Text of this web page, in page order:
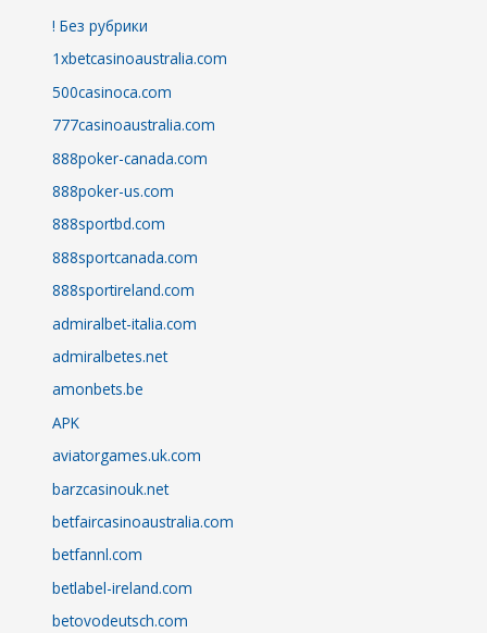
! Без рубрики
1xbetcasinoaustralia.com
500casinoca.com
777casinoaustralia.com
888poker-canada.com
888poker-us.com
888sportbd.com
888sportcanada.com
888sportireland.com
admiralbet-italia.com
admiralbetes.net
amonbets.be
APK
aviatorgames.uk.com
barzcasinouk.net
betfaircasinoaustralia.com
betfannl.com
betlabel-ireland.com
betovodeutsch.com